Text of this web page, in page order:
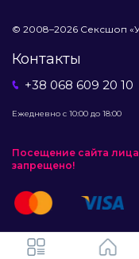
© 2008–2026 Сексшоп
Контакты
+38 068 609 20 10
Ежедневно с 10:00 до 18:00
Посещение сайта
запрещено!